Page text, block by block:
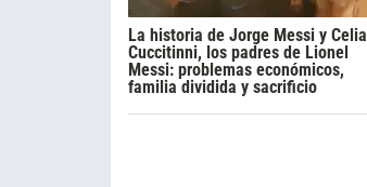
La historia de Jorge Messi y Celia
Cuccitinni, los padres de Lionel
Messi: problemas económicos,
familia dividida y sacrificio